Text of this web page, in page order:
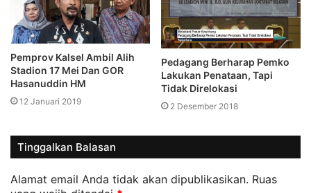
Pemprov Kalsel Ambil Alih
Stadion 17 Mei Dan GOR
Hasanuddin HM
12 Januari 2019
Pedagang Berharap Pemko
Lakukan Penataan, Tapi
Tidak Direlokasi
2 Desember 2018
Tinggalkan Balasan
Alamat email Anda tidak akan dipublikasikan. Ruas